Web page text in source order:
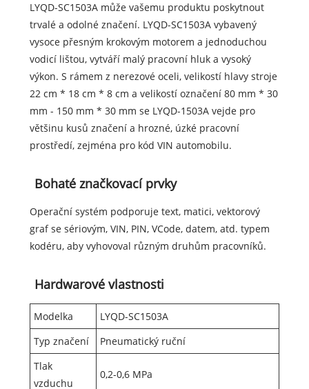
LYQD-SC1503A může vašemu produktu poskytnout
trvalé a odolné značení. LYQD-SC1503A vybavený
vysoce přesným krokovým motorem a jednoduchou
vodicí lištou, vytváří malý pracovní hluk a vysoký
výkon. S rámem z nerezové oceli, velikostí hlavy stroje
22 cm * 18 cm * 8 cm a velikostí označení 80 mm * 30
mm - 150 mm * 30 mm se LYQD-1503A vejde pro
většinu kusů značení a hrozné, úzké pracovní
prostředí, zejména pro kód VIN automobilu.
Bohaté značkovací prvky
Operační systém podporuje text, matici, vektorový
graf se sériovým, VIN, PIN, VCode, datem, atd. typem
kodéru, aby vyhovoval různým druhům pracovníků.
Hardwarové vlastnosti
Modelka
LYQD-SC1503A
Typ značení
Pneumatický ruční
Tlak
vzduchu
0,2-0,6 MPa